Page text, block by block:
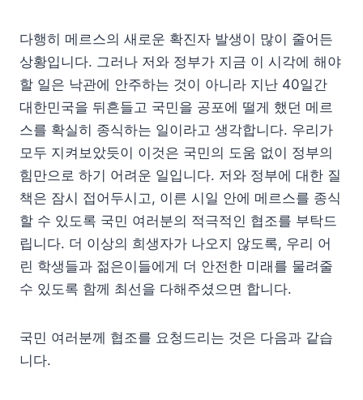
다행히 메르스의 새로운 확진자 발생이 많이 줄어든
상황입니다. 그러나 저와 정부가 지금 이 시각에 해야
할 일은 낙관에 안주하는 것이 아니라 지난 40일간
대한민국을 뒤흔들고 국민을 공포에 떨게 했던 메르
스를 확실히 종식하는 일이라고 생각합니다. 우리가
모두 지켜보았듯이 이것은 국민의 도움 없이 정부의
힘만으로 하기 어려운 일입니다. 저와 정부에 대한 질
책은 잠시 접어두시고, 이른 시일 안에 메르스를 종식
할 수 있도록 국민 여러분의 적극적인 협조를 부탁드
립니다. 더 이상의 희생자가 나오지 않도록, 우리 어
린 학생들과 젊은이들에게 더 안전한 미래를 물려줄
수 있도록 함께 최선을 다해주셨으면 합니다.
국민 여러분께 협조를 요청드리는 것은 다음과 같습
니다.